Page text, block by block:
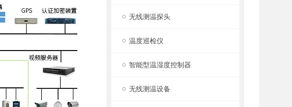
无线测温探头
温度巡检仪
智能型温湿度控制器
无线测温设备